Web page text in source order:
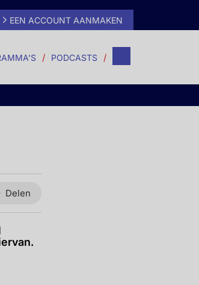
EEN ACCOUNT AANMAKEN
PODCASTS
Delen